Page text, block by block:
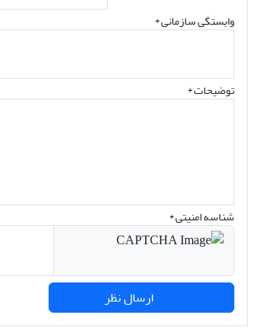
وابستگی سازمانی *
توضیحات *
شناسه امنیتی *